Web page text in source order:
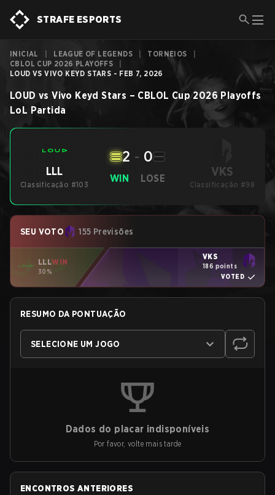
STRAFE ESPORTS
INICIAL LEAGUE OF LEGENDS TORNEIOS
CBLOL CUP 2026 PLAYOFFS
LOUD VS VIVO KEYD STARS - FEB 7, 2026
LOUD vs Vivo Keyd Stars – CBLOL Cup 2026 Playoffs
LoL Partida
LLL
Classificação #103
WIN
2 - 0
LOSE VKS
Classificação #98
SEU VOTO 155 Previsões
LLLWIN
30%
VKS
186 points
VOTED
RESUMO DA PONTUAÇÃO
SELECIONE UM JOGO
Dados do placar indisponíveis
Por favor, volte mais tarde
ENCONTROS ANTERIORES